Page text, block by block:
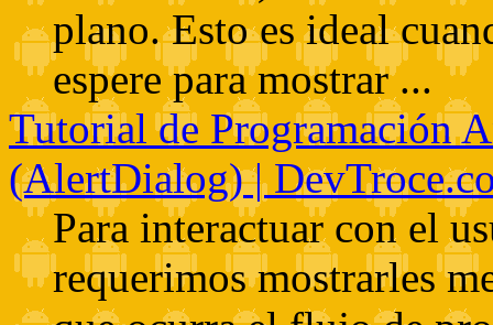
plano. Esto es ideal
espere para mostrar ...
Tutorial de Programación
(AlertDialog) |
Para interactuar con el
requerimos mostrarles